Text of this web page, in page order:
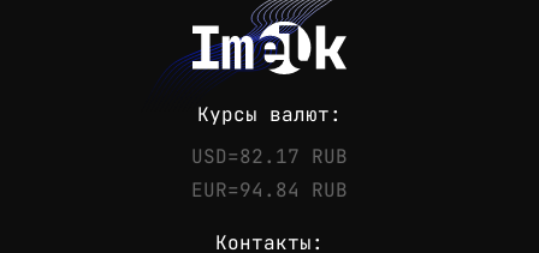
Курсы валют:
USD=82.17 RUB
EUR=94.84 RUB
Контакты: